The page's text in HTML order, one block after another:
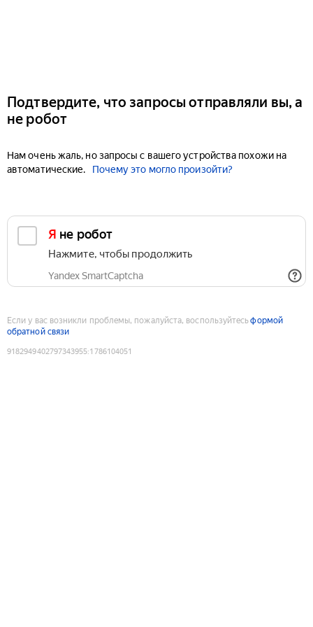
Подтвердите, что запросы отправляли вы, а
не робот
Нам очень жаль, но запросы с вашего устройства похожи на
автоматические.
Почему это могло произойти?
Я не робот
Нажмите, чтобы продолжить
Yandex SmartCaptcha
Если у вас возникли проблемы, пожалуйста, воспользуйтесьформой
обратной связи
9182949402797343955:1786104051